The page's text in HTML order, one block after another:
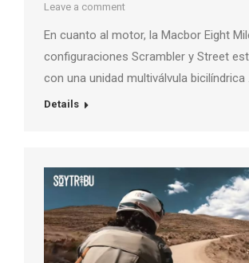
Leave a comment
En cuanto al motor, la Macbor Eight
configuraciones Scrambler y Street
con una unidad multiválvula bicilíndrica
Details